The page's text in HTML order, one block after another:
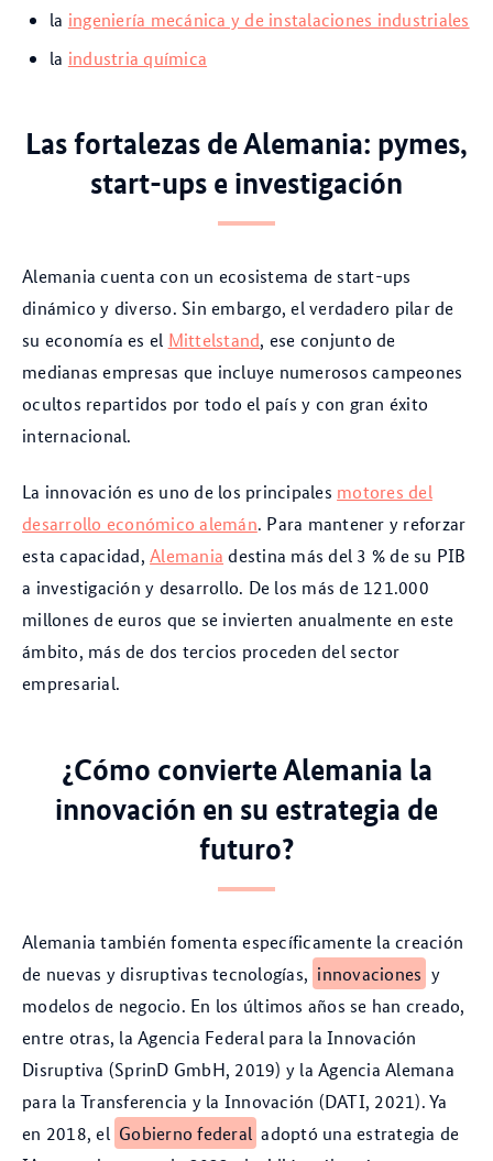
la ingeniería mecánica y de instalaciones industriales
la industria química
Las fortalezas de Alemania: pymes,
start-ups e investigación
Alemania cuenta con un ecosistema de start-ups
dinámico y diverso. Sin embargo, el verdadero pilar de
su economía es el Mittelstand, ese conjunto de
medianas empresas que incluye numerosos campeones
ocultos repartidos por todo el país y con gran éxito
internacional.
La innovación es uno de los principales motores del
desarrollo económico alemán. Para mantener y reforzar
esta capacidad,Alemania destina más del 3 % de su PIB
a investigación y desarrollo. De los más de 121.000
millones de euros que se invierten anualmente en este
ámbito, más de dos tercios proceden del sector
empresarial.
¿Cómo convierte Alemania la
innovación en su estrategia de
futuro?
Alemania también fomenta específicamente la creación
de nuevas y disruptivas tecnologías, innovaciones y
modelos de negocio. En los últimos años se han creado,
entre otras, la Agencia Federal para la Innovación
Disruptiva (SprinD GmbH, 2019) y la Agencia Alemana
para la Transferencia y la Innovación (DATI, 2021). Ya
en 2018, el Gobierno federal adoptó una estrategia de